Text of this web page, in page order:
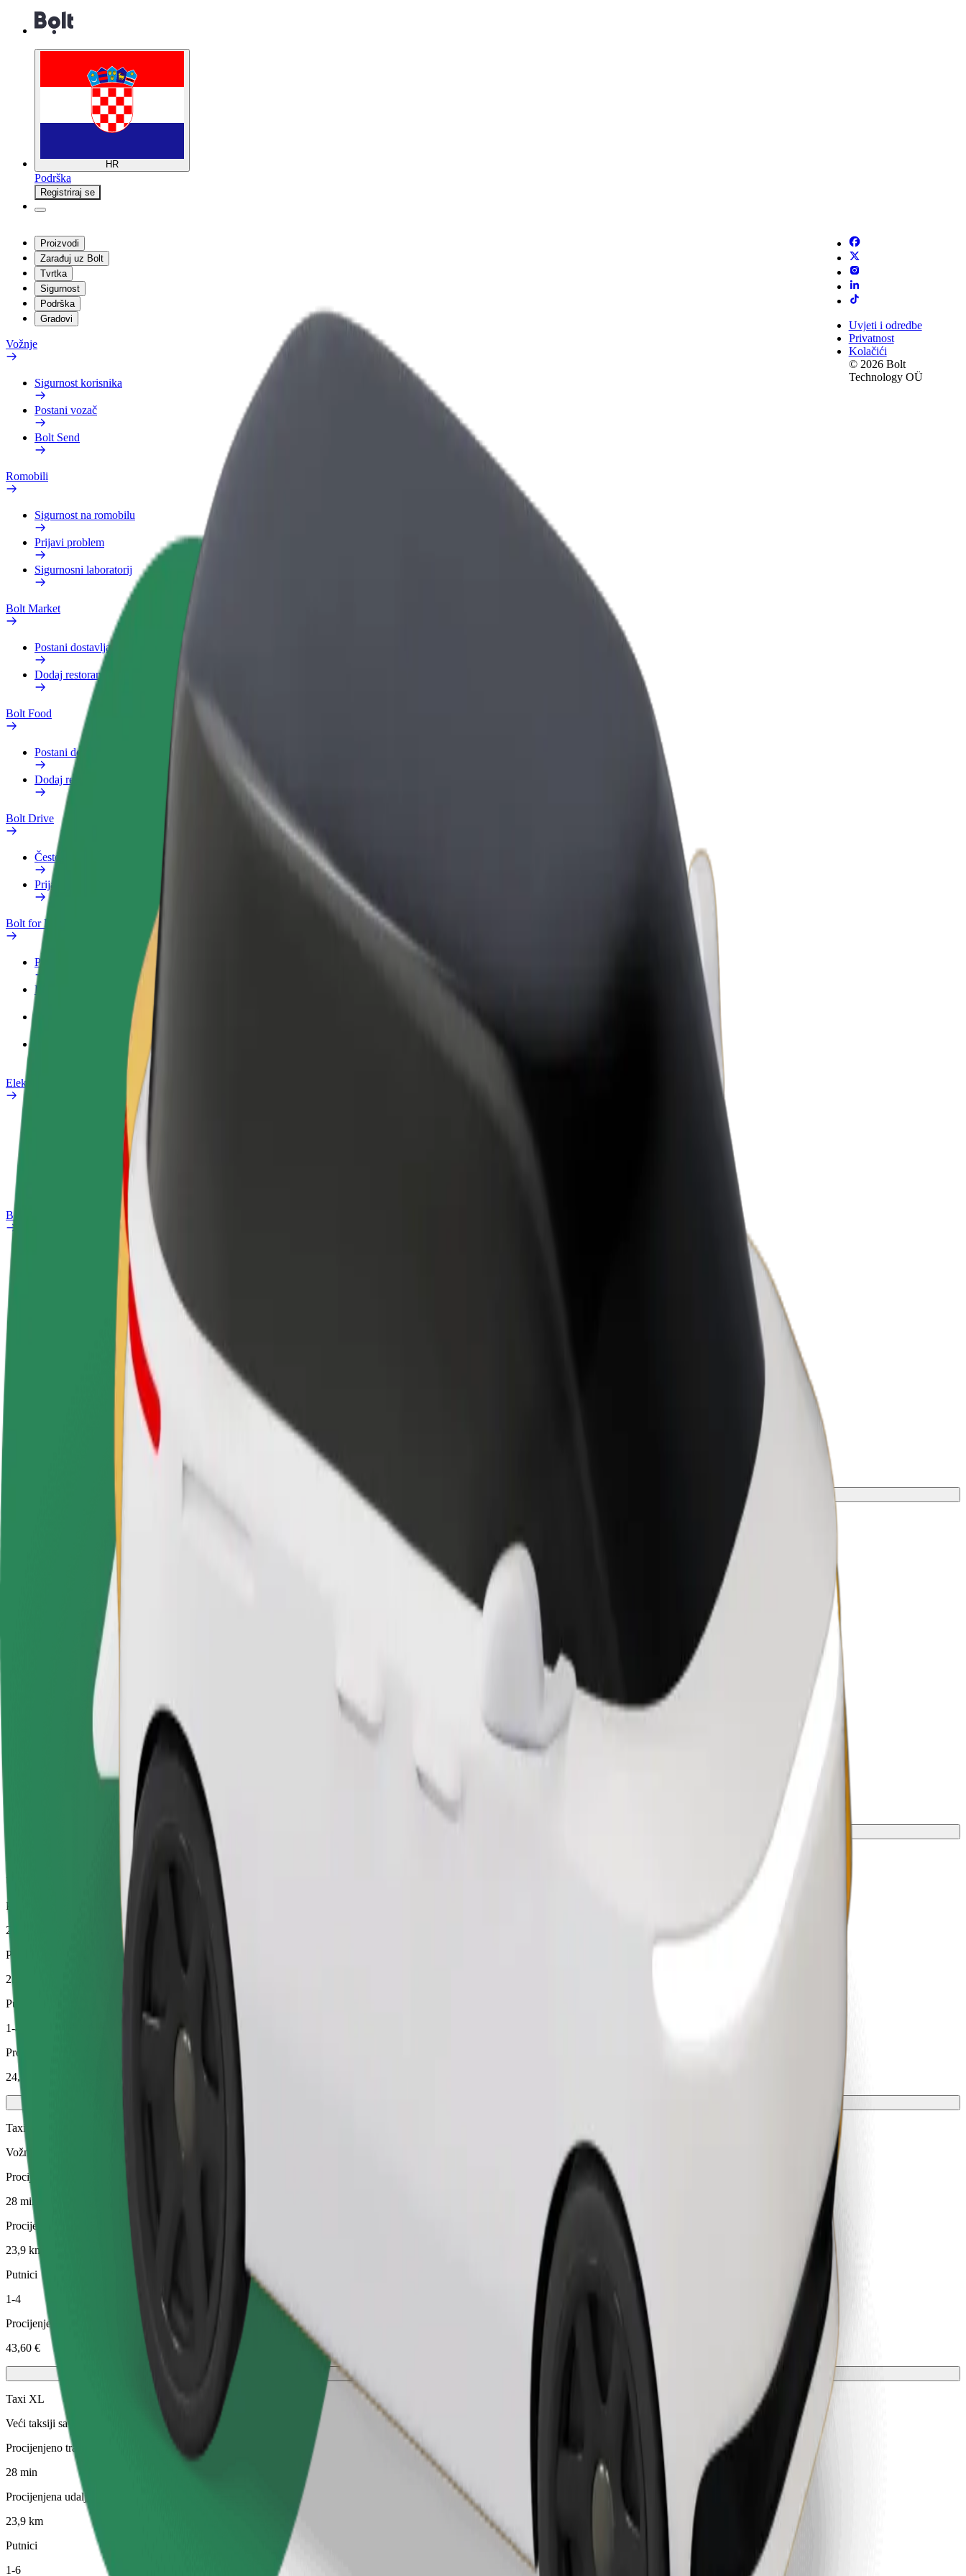
HR
Podrška
Registriraj se
Proizvodi
Zarađuj uz Bolt
Tvrtka
Sigurnost
Podrška
Gradovi
Vožnje
Sigurnost korisnika
Postani vozač
Bolt Send
Romobili
Sigurnost na romobilu
Prijavi problem
Sigurnosni laboratorij
Bolt Market
Postani dostavljač
Dodaj restoran ili trgovinu
Bolt Food
Postani dostavljač
Dodaj restoran ili trgovinu
Bolt Drive
Često postavljana pitanja
Prijavi vozilo
Bolt for Business
Pogodnosti
Poslovni profil
Bolt Food za poslovne korisnike
Električni bicikli
Sigurnosni laboratorij
Često postavljana pitanja
Bolt Plus
Često postavljana pitanja
Postani dostavljač
Dostavljaj hranu i primaj tjedne
isplate
Uvjeti i odredbe
Privatnost
Kolačići
© 2026 Bolt
Technology OÜ
Kako doći od Porto Moniz do Praia da Calheta
Tražiš najbolji način da stigneš od Porto Moniz do Praia da Calheta? Istraži naše usluge i pronađi savršenu za svoje putovanje.
Udobnost i praktičnost su nadohvat ruke!
Pouzdane vožnje u svakodnevnim automobilima srednje veličine.
Procijenjeno trajanje putovanja
Procijenjena udaljenost
Ugodne vožnje u električnim vozilima
Procijenjeno trajanje putovanja
28 min
Procijenjena udaljenost
23,9 km
Putnici
1-4
Procijenjena cijena
24,10 €
Taxi
Vožnja u lokalnim taksi vozilima
Procijenjeno trajanje putovanja
28 min
Procijenjena udaljenost
23,9 km
Putnici
1-4
Procijenjena cijena
43,60 €
Taxi XL
Veći taksiji sa šest sjedala
Procijenjeno trajanje putovanja
28 min
Procijenjena udaljenost
23,9 km
Putnici
1-6